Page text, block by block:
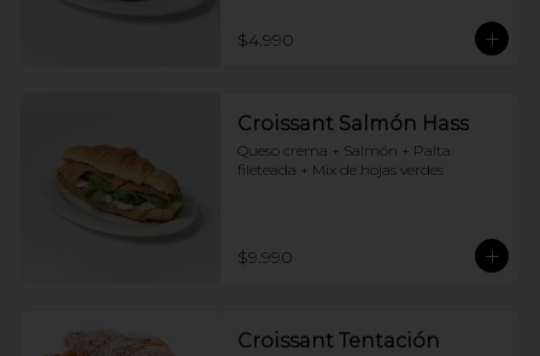
$4.990
Croissant Salmón Hass
Queso crema + Salmón + Palta
fileteada + Mix de hojas verdes
$9.990
Croissant Tentación